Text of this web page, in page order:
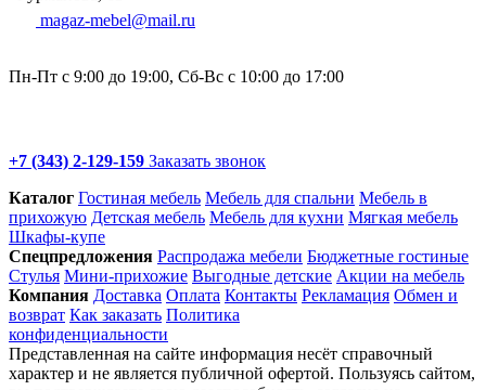
magaz-mebel@mail.ru
Пн-Пт с 9:00 до 19:00, Сб-Вс с 10:00 до 17:00
+7 (343) 2-129-159 Заказать звонок
Каталог Гостиная мебель Мебель для спальни Мебель в
прихожую Детская мебель Мебель для кухни Мягкая мебель
Шкафы-купе
Спец­предложения Распродажа мебели Бюджетные гостиные
Стулья Мини-прихожие Выгодные детские Акции на мебель
Компания Доставка Оплата Контакты Рекламация Обмен и
возврат Как заказать Политика
конфиденциальности
Представленная на сайте информация несёт справочный
характер и не является публичной офертой. Пользуясь сайтом,